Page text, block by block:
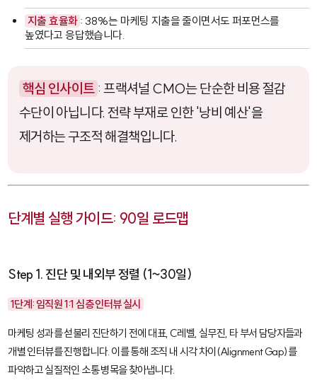
지출 효율화 : 38%는 마케팅 지출을 줄이면서도 퍼포먼스를
높였다고 응답했습니다.
핵심 인사이트 : 프랙셔널 CMO는 단순한 비용 절감
수단이 아닙니다. 전략 부재로 인한 '낭비 예산'을
제거하는 구조적 해결책입니다.
단계별 실행 가이드: 90일 로드맵
Step 1. 진단 및 내외부 정렬 (1~30일)
1단계: 임직원 1:1 심층 인터뷰 실시
마케팅 성과를 섣불리 진단하기 전에 대표, C레벨, 실무진, 타 부서 담당자들과
개별 인터뷰를 진행합니다. 이를 통해 조직 내 시각 차이(Alignment Gap)를
파악하고 실질적인 소통 병목을 찾아냅니다.